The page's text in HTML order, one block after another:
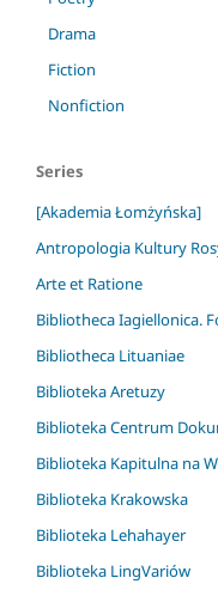
Drama
Fiction
Nonfiction
Series
[Akademia Łomżyńska]
Antropologia Kultury
Arte et Ratione
Bibliotheca Iagiellonica.
Bibliotheca Lituaniae
Biblioteka Aretuzy
Biblioteka Centrum
Biblioteka Kapitulna na
Biblioteka Krakowska
Biblioteka Lehahayer
Biblioteka LingVariów